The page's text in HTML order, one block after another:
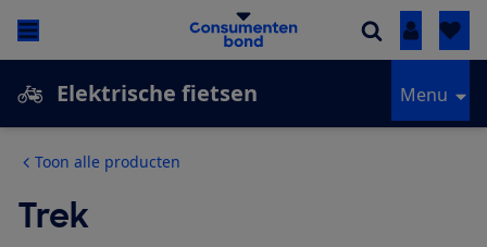
Inloggen
Elektrische fietsen Menu
Toon alle producten
Trek